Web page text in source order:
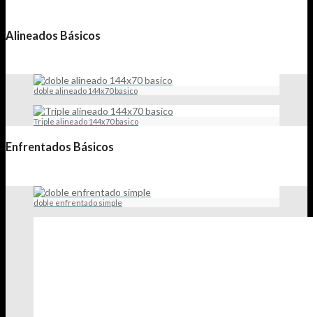
Alineados Básicos
doble alineado 144x70 basico
Triple alineado 144x70 basico
Enfrentados Básicos
doble enfrentado simple